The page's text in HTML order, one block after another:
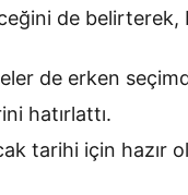
de belirterek,
de erken
hatırlattı.
tarihi için hazır